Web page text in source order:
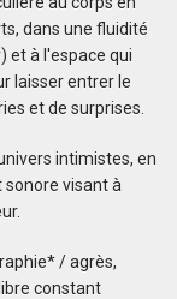
dans une fluidité
et à l'espace qui
laisser entrer le
et de surprises.
intimistes, en
visant à
/ agrès,
constant